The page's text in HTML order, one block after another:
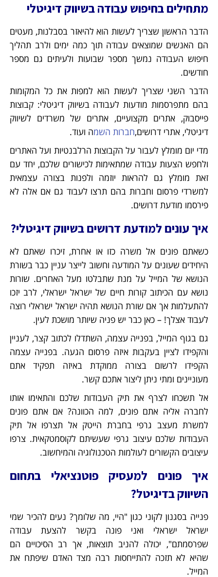
מתחילים בחיפוש עבודה בשיווק דיגיטלי
הדבר הראשון שצריך לעשות הוא להיאזר בסבלנות, מעטים
הם האנשים שמוצאים עבודה תוך כמה ימים ולרב תהליך
חיפוש העבודה נמשך מספר שבועות ולעיתים גם מספר
חודשים.
הדבר השני שצריך לעשות הוא למפות את כל המקומות
בהם מתפרסמות מודעות לעבודה בשיווק דיגיטלי: קבוצות
פייסבוק, אתרים מקצועיים, אתרים של משרדים לשיווק
דיגיטלי, אתרי דרושים,חברות השמה ועוד.
מדי יום מומלץ לעבור על הקבוצות הרלבנטיות ועל האתרים
ולחפש הצעות עבודה שמתאימות לכישורים שלכם, יחד עם
זאת מומלץ גם להראות יוזמה ולפנות בצורה עצמאית
למשרדי פרסום וחברות בהם תרצו לעבוד גם אם אלה לא
פירסמו מודעת דרושים.
איך עונים למודעת דרושים בשיווק דיגיטלי?
כשאתם פונים אל משרה כזו או אחרת, זיכרו שאתם לא
היחידים שעונים על המודעה וחשוב לייצר עניין כבר בשורת
הנושא של המייל על מנת שתבלטו מעל האחרים. שורות
נושא עם הכיתוב קורות חיים של ישראל ישראלי, לרב יזכו
להתעלמות אך אם שורת הנושא תהיה ישראל ישראלי רוצה
לעבוד אצלך! – כאן כבר יש פניה שיותר מושכת לעין.
גם בגוף המייל, בפנייה עצמה, השתדלו לכתוב קצר, לעניין
והקפידו לציין בעקבות איזה פרסום הגעה. בפנייה עצמה
הקפידו לרשום בצורה ממוקדת באיזה תפקיד אתם
מעוניינים ומתי ניתן ליצור אתכם קשר.
אל תשכחו לצרף את תיק העבודות שלכם והתאימו אותו
לחברה אליה אתם פונים, למה הכוונה? אם אתם פונים
למשרת מעצב גרפי בחברת הייטק אל תצרפו אל תיק
העבודות שלכם עיצוב גרפי שעשיתם לקוסמטקאית. צרפו
עיצובים הקשורים לעולמות הטכנולוגיה והמיחשוב.
איך פונים למעסיק פוטנציאלי בתחום
השיווק בדיגיטל?
פנייה בסגנון לקוני כגון "היי, מה שלומך? נעים להכיר שמי
ישראל ישראלי ואני פונה בקשר להצעת עבודה
שפרסמתם", יכולה להניב תוצאות, אך רב הסיכויים הם
שהיא לא תזכה להתייחסות רבה מצד האדם שיפתח את
המייל.